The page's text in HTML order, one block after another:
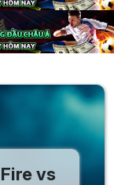
vs